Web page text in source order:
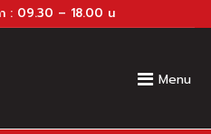
า : 09.30 – 18.00 น
Menu